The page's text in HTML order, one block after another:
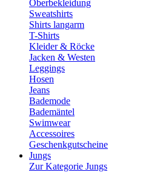
Oberbekleidung
Sweatshirts
Shirts langarm
T-Shirts
Kleider & Röcke
Jacken & Westen
Leggings
Hosen
Jeans
Bademode
Bademäntel
Swimwear
Accessoires
Geschenkgutscheine
Jungs
Zur Kategorie Jungs